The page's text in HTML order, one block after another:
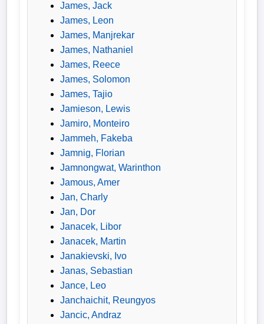
James, Jack
James, Leon
James, Manjrekar
James, Nathaniel
James, Reece
James, Solomon
James, Tajio
Jamieson, Lewis
Jamiro, Monteiro
Jammeh, Fakeba
Jamnig, Florian
Jamnongwat, Warinthon
Jamous, Amer
Jan, Charly
Jan, Dor
Janacek, Libor
Janacek, Martin
Janakievski, Ivo
Janas, Sebastian
Jance, Leo
Janchaichit, Reungyos
Jancic, Andraz